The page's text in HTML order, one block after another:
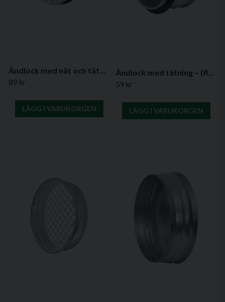
Ändlock med nät och tätning – (flera diametrar)
89 kr
LÄGG I VARUKORGEN
Ändlock med tätning – (flera diametrar)
59 kr
LÄGG I VARUKORGEN